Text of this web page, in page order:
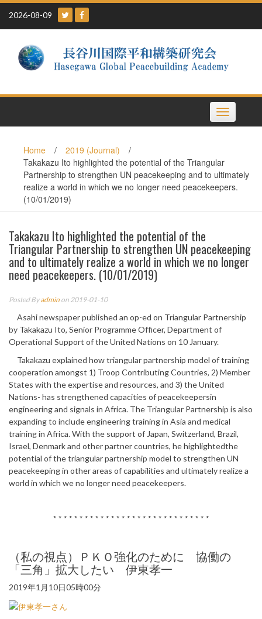
Skip
content
2026-08-09
Toggle
navigation
Home / 2019 (Journal)
/
Takakazu Ito highlighted the potential of the Triangular
Partnership to strengthen UN peacekeeping and to ultimately
realize a world in which we no longer need peacekeepers.
(10/01/2019)
Takakazu Ito highlighted the potential of the
Triangular Partnership to strengthen UN peacekeeping
and to ultimately realize a world in which we no longer
need peacekeepers. (10/01/2019)
Posted Byadmin on 2019-01-10
Asahi newspaper published an op-ed on Triangular Partnership
by Takakazu Ito, Senior Programme Officer, Department of
Operational Support of the United Nations on 10 January.
Takakazu explained how triangular partnership model of training
cooperation amongst 1) Troop Contributing Countries, 2) Member
States with the expertise and resources, and 3) the United
Nations- has strengthened capacities of peacekeepersin
engineering and signals in Africa. The Triangular Partnership is also
expanding to include engineering training in Asia and medical
training in Africa. With the support of Japan, Switzerland, Brazil,
Israel, Denmark and other partner countries, he highlightedthe
potential of the triangular partnership model to strengthen UN
peacekeeping in other areas of capabilities and ultimately realize a
world in which we no longer need peacekeepers.
* * * * * * * * * * * * * * * * * * * * * * * * * * * * * *
（私の視点）ＰＫＯ強化のために 協働の
「三角」拡大したい 伊東孝一
2019年1月10日05時00分